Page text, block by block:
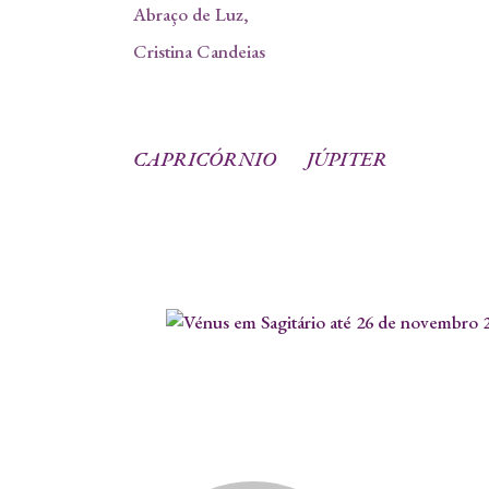
Abraço de Luz,
Cristina Candeias
CAPRICÓRNIO JÚPITER